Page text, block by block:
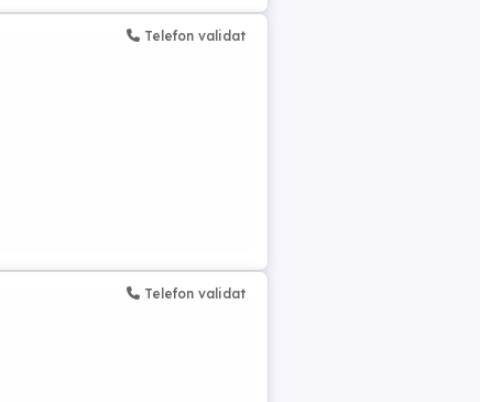
Telefon validat
Telefon validat